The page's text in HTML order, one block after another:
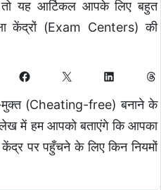
यह आर्टिकल आपके लिए बहुत
केंद्रों (Exam Centers) की
मुक्त (Cheating-free) बनाने के
में हम आपको बताएंगे कि आपका
पर पहुँचने के लिए किन नियमों